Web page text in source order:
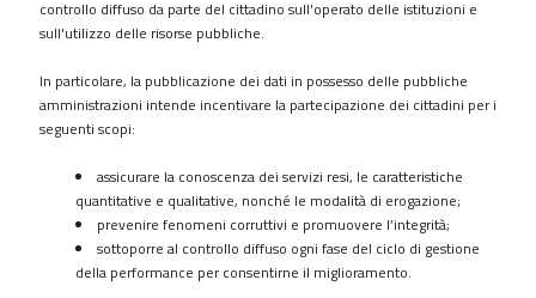
procedimenti
Controlli
sulle
contratti
controllo diffuso da parte del cittadino sull'operato delle istituzioni e
sull'utilizzo delle risorse pubbliche.
In particolare, la pubblicazione dei dati in possesso delle pubbliche
amministrazioni intende incentivare la partecipazione dei cittadini per i
seguenti scopi:
assicurare la conoscenza dei servizi resi, le caratteristiche
quantitative e qualitative, nonché le modalità di erogazione;
prevenire fenomeni corruttivi e promuovere l’integrità;
sottoporre al controllo diffuso ogni fase del ciclo di gestione
della performance per consentirne il miglioramento.